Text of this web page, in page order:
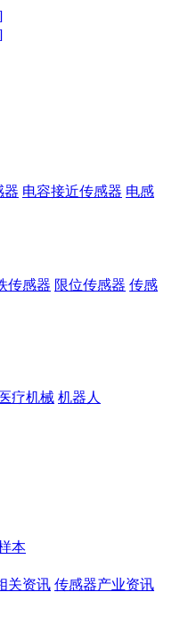
器 电容接近传感器 电感
传感器 限位传感器 传感
医疗机械 机器人
本
关资讯 传感器产业资讯